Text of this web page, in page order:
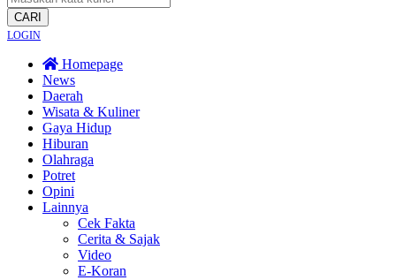
CARI
LOGIN
Homepage
News
Daerah
Wisata & Kuliner
Gaya Hidup
Hiburan
Olahraga
Potret
Opini
Lainnya
Cek Fakta
Cerita & Sajak
Video
E-Koran